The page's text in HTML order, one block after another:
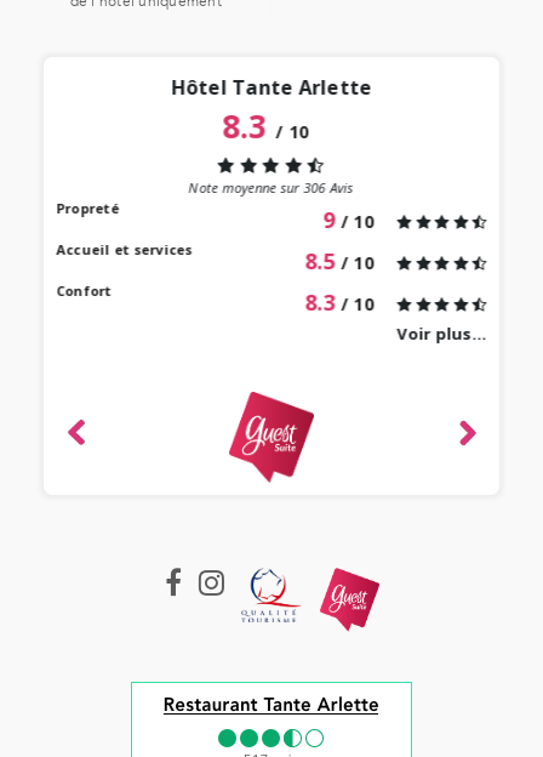
Hôtel Tante Arlette
8.3/ 10
Note moyenne sur306Avis
Propreté
9 / 10
Accueil et services 8.5 / 10
Confort 8.3 / 10
Voir plus...